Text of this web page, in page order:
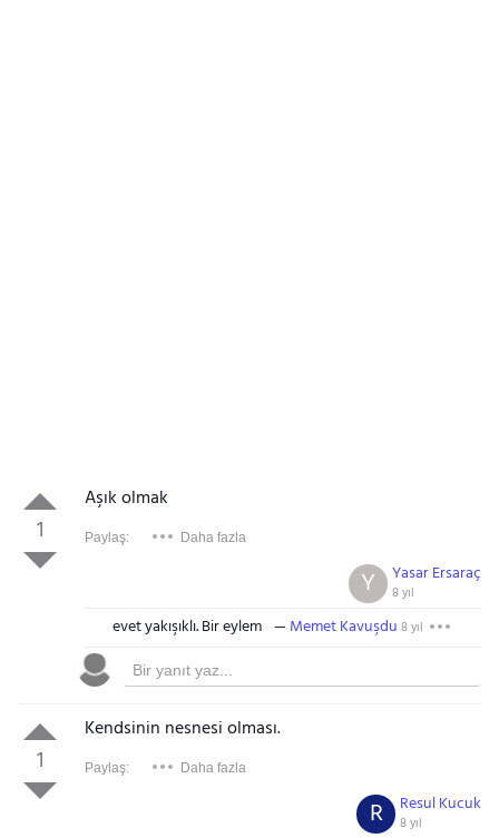
1
Aşık olmak
Paylaş: Daha fazla
Yasar Ersaraç
8 yıl
Y
evet yakışıklı. Bir eylem Memet Kavuşdu 8 yıl
1
Kendsinin nesnesi olması.
Paylaş: Daha fazla
Resul Kucuk
8 yıl
R